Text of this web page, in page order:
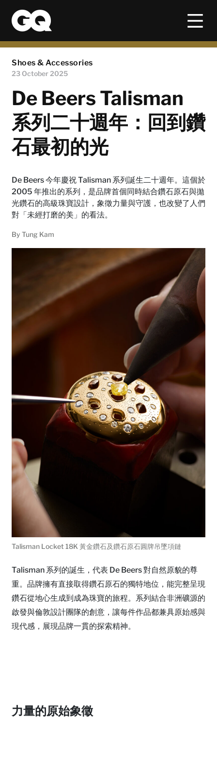
Shoes & Accessories
23 October 2025
De Beers Talisman
系列二十週年：回到鑽
石最初的光
De Beers 今年慶祝 Talisman 系列誕生二十週年。這個於
2005 年推出的系列，是品牌首個同時結合鑽石原石與拋
光鑽石的高級珠寶設計，象徵力量與守護，也改變了人們
對「未經打磨的美」的看法。
By Tung Kam
Talisman Locket 18K 黃金鑽石及鑽石原石圓牌吊墜項鏈
Talisman 系列的誕生，代表 De Beers 對自然原貌的尊
重。品牌擁有直接取得鑽石原石的獨特地位，能完整呈現
鑽石從地心生成到成為珠寶的旅程。系列結合非洲礦源的
啟發與倫敦設計團隊的創意，讓每件作品都兼具原始感與
現代感，展現品牌一貫的探索精神。
力量的原始象徵